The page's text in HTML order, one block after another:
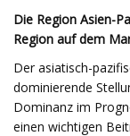
Die Region Asien-
Region auf dem
Der asiatisch-
dominierende
Dominanz im
einen wichtigen